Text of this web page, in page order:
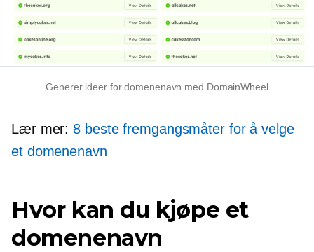
Generer ideer for domenenavn med DomainWheel
Lær mer: 8 beste fremgangsmåter for å velge
et domenenavn
Hvor kan du kjøpe et
domenenavn